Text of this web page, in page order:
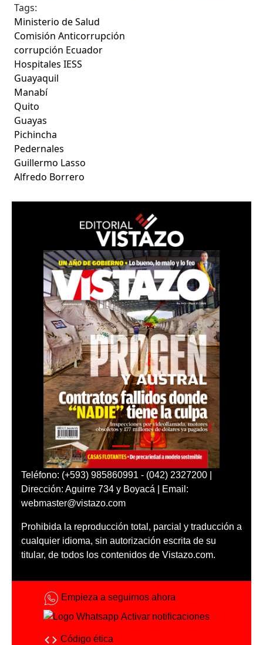
Tags:
Ministerio de Salud
Comisión Anticorrupción
corrupción Ecuador
Hospitales IESS
Guayaquil
Manabí
Quito
Guayas
Pichincha
Pedernales
Guillermo Lasso
Alfredo Borrero
Teléfono: (+593) 985860991 - (042) 2327200 |
Dirección: Aguirre 734 y Boyacá | Email:
webmaster@vistazo.com
Prohibida la reproducción total, parcial y traducción a
cualquier idioma, sin autorización escrita de su
titular, de todos los contenidos de Vistazo.com.
Empieza a seguirnos ahora
Activar notificaciones
Código ética